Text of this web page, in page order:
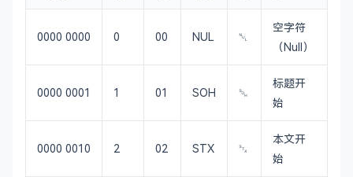
0000 0000 0 00 NUL ␀
空字符
（Null）
0000 0001 1 01 SOH ␁
标题开
始
0000 0010 2 02 STX ␂
本文开
始